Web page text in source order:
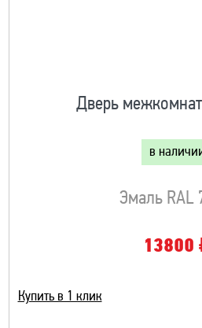
Дверь
в
Эмаль RAL
13800
Купить в 1 клик